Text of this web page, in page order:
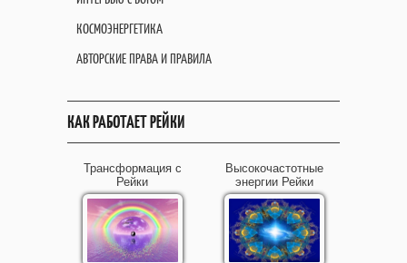
КОСМОЭНЕРГЕТИКА
АВТОРСКИЕ ПРАВА И ПРАВИЛА
КАК РАБОТАЕТ РЕЙКИ
Трансформация с
Рейки
Высокочастотные
энергии Рейки